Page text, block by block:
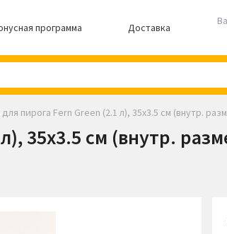
программа Доставка
пирога Fern Green (2.1 л), 35х3.5 см (внутр.
35х3.5 см (внутр.